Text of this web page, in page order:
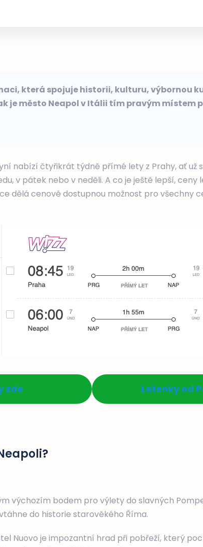
která spojuje historii, kulturu, výbornou
je město Neapol v Itálii tím pravým místem
nabízí čtyřikrát týdně přímé lety z Prahy, ať už
v pátek nebo v neděli. A co je ještě lepší, ceny
dělá cenově dostupnou možnost pro všechny
zde Letenky od
výchozím bodem pro výlety do slavných
do historie starověkého Říma.
Nuovo je impozantní hrad při pobřeží, který